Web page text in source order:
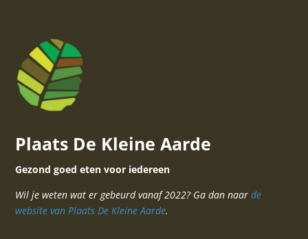
Plaats De Kleine Aarde
Gezond goed eten voor iedereen
Wil je weten wat er gebeurd vanaf 2022? Ga dan naarde
website van Plaats De Kleine Aarde.